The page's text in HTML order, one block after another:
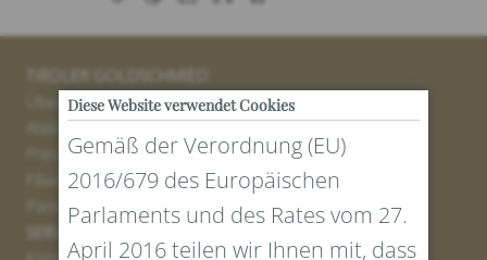
TIROLER GOLDSCHMIED
Über uns
Atelier
Presse
Filialen
Partner
SERVICE
Diese Website verwendet Cookies
Gemäß der Verordnung (EU)
2016/679 des Europäischen
Parlaments und des Rates vom 27.
April 2016 teilen wir Ihnen mit, dass